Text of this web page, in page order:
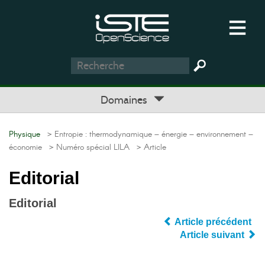
Domaines
Physique > Entropie : thermodynamique – énergie – environnement –
économie > Numéro spécial LILA > Article
Editorial
Editorial
Article précédent
Article suivant